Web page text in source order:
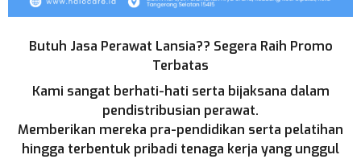
Butuh Jasa Perawat Lansia?? Segera Raih Promo
Terbatas
Kami sangat berhati-hati serta bijaksana dalam
pendistribusian perawat.
Memberikan mereka pra-pendidikan serta pelatihan
hingga terbentuk pribadi tenaga kerja yang unggul